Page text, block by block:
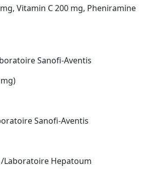
Vitamin C 200 mg, Pheniramine
Sanofi-Aventis
Sanofi-Aventis
/Laboratoire Hepatoum